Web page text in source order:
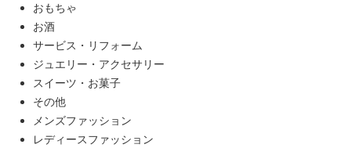
おもちゃ
お酒
サービス・リフォーム
ジュエリー・アクセサリー
スイーツ・お菓子
その他
メンズファッション
レディースファッション